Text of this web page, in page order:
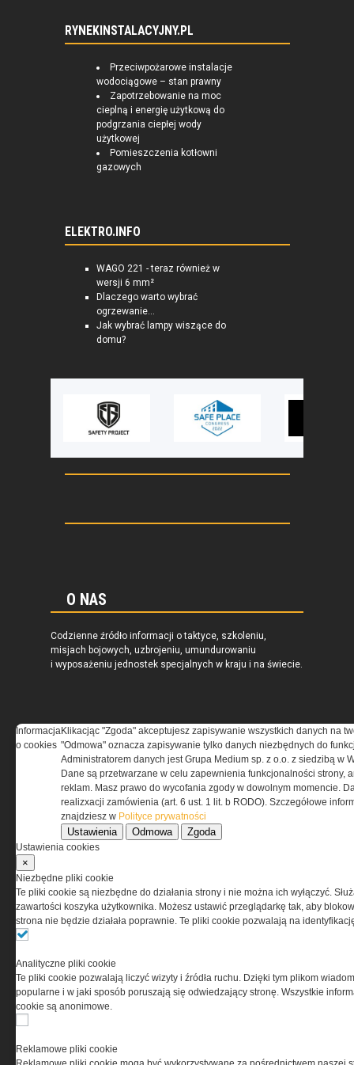
RYNEKINSTALACYJNY.PL
Przeciwpożarowe instalacje
wodociągowe – stan prawny
Zapotrzebowanie na moc
cieplną i energię użytkową do
podgrzania ciepłej wody
użytkowej
Pomieszczenia kotłowni
gazowych
ELEKTRO.INFO
WAGO 221 - teraz również w
wersji 6 mm²
Dlaczego warto wybrać
ogrzewanie...
Jak wybrać lampy wiszące do
domu?
O NAS
Codzienne źródło informacji o taktyce, szkoleniu,
misjach bojowych, uzbrojeniu, umundurowaniu
i wyposażeniu jednostek specjalnych w kraju i na świecie.
REGULAMIN
Regulamin określa zasady korzystania z portalu
www.special-ops.pl
Korzystanie z portalu jest równoznaczne
z zaakceptowaniem warunków ustanowionych
odpowiedzialnością Spółka komandytowa, nr KRS:
0000537655, NIP 1132860378, REGON 146393437
(zwana dalej Grupa MEDIUM) w postaci Regulaminu.
Informacja
o cookies
Klikacjąc "Zgoda" akceptujesz zapisywanie wszystkich danych na
"Odmowa" oznacza zapisywanie tylko danych niezbędnych do
Administratorem danych jest Grupa Medium sp. z o.o. z siedzibą w
Dane są przetwarzane w celu zapewnienia funkcjonalności strony,
reklam. Masz prawo do wycofania zgody w dowolnym momencie.
realizxacji zamówienia (art. 6 ust. 1 lit. b RODO). Szczegółowe
znajdziesz w Polityce prywatności
Ustawienia Odmowa Zgoda
Ustawienia cookies
×
Niezbędne pliki cookie
Te pliki cookie są niezbędne do działania strony i nie można ich wyłączyć.
zawartości koszyka użytkownika. Możesz ustawić przeglądarkę tak, aby
strona nie będzie działała poprawnie. Te pliki cookie pozwalają na
Analityczne pliki cookie
Te pliki cookie pozwalają liczyć wizyty i źródła ruchu. Dzięki tym plikom
popularne i w jaki sposób poruszają się odwiedzający stronę. Wszystkie
cookie są anonimowe.
Reklamowe pliki cookie